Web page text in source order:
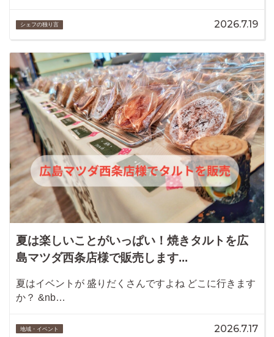
シェフの独り言 2026.7.19
夏は楽しいことがいっぱい！焼きタルトを広
島マツダ西条店様で販売します...
夏はイベントが 盛りだくさんですよね どこに行きます
か？ &nb…
地域・イベント 2026.7.17